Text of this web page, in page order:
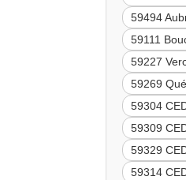
59494
59111
59227
59269
59304
59309
59329
59314